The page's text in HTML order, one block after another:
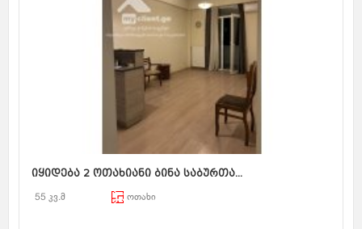
იყიდება 2 ოთახიანი ბინა საბურთა...
55 კვ.მ ოთახი